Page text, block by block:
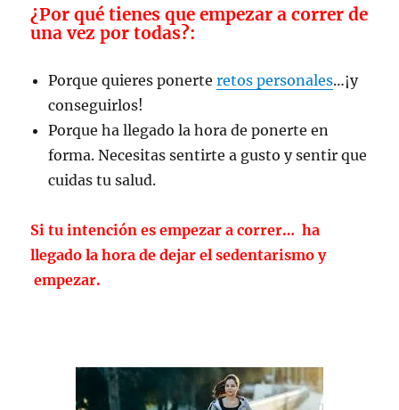
¿Por qué tienes que empezar a correr de
una vez por todas?:
Porque quieres ponerteretos personales…¡y
conseguirlos!
Porque ha llegado la hora de ponerte en
forma. Necesitas sentirte a gusto y sentir que
cuidas tu salud.
Si tu intención es empezar a correr… ha
llegado la hora de dejar el sedentarismo y
empezar.